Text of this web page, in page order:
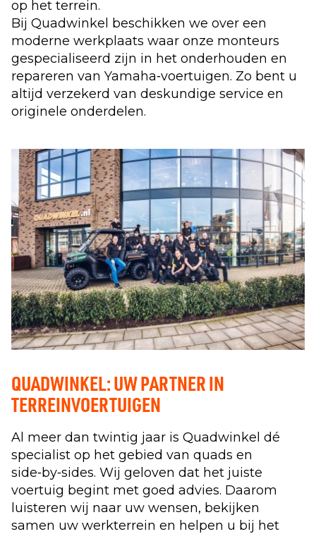
op het terrein.
Bij Quadwinkel beschikken we over een
moderne werkplaats waar onze monteurs
gespecialiseerd zijn in het onderhouden en
repareren van Yamaha‑voertuigen. Zo bent u
altijd verzekerd van deskundige service en
originele onderdelen.
QUADWINKEL: UW PARTNER IN
TERREINVOERTUIGEN
Al meer dan twintig jaar is Quadwinkel dé
specialist op het gebied van quads en
side‑by‑sides. Wij geloven dat het juiste
voertuig begint met goed advies. Daarom
luisteren wij naar uw wensen, bekijken
samen uw werkterrein en helpen u bij het